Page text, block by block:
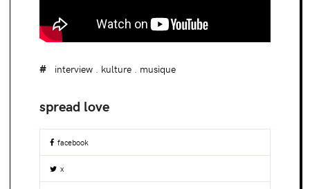
interview. kulture. musique
facebook
x